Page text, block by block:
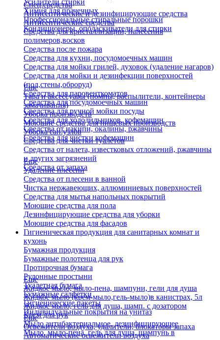
Усилители стирки
Химия для прачечных
Профессиональные стиральные порошки
Кондиционеры, ополаскиватели для стирки
Спец.средства
Антисептические и дезинфицирующие средства
Антисептические средства
Средства для кристаллизации, нанесения
полимеров,восков
Средства после пожара
Средства для кухни, посудомоечных машин
Средства для мойки грилей, духовок (удаление нагаров)
Средства для мойки и дезинфекции поверхностей
(пол,стены,оброруд)
Средства для паровенткоматов
Средства для посудомоечных машин
Средства для ручной мойки посуды
Средства для холодильников, кофемашин
Средства от накипи, окалины, ржавчины
Средства для чистки кофемашин
Еще
Тара и аксессуары (помпы, распылители, контейнеры
замачивания)
Уборка производств
Моющие средства для пищевых производств
Уборка сан.узлов
Средства для чистки туалетов
Средства от налета, известковых отложений, ржавчины
и других загрязнений
Средства от запаха
Еще
Удаление плесени
Средства от плесени в ванной
Чистка нержавеющих, аллюминиевых поверхностей
Средства для мытья напольных покрытий
Моющие средства для пола
Дезинфицирующие средства для уборки
Моющие средства для фасадов
Гигиеническая продукция для санитарных комнат и
кухонь
Бумажная продукция
Бумажные полотенца для рук
Протирочная бумага
Рулонные простыни
Туалетная бумага
Бумажные салфетки
Гигиенические пакеты
Индивидуальные покрытия на унитаз
Еще
Жидкое мыло, мыло-пена, шампуни, гели для душа
Жидкое мыло (крем-мыло,гель-мыло)в канистрах, 5л
Жидкое мыло, гель для душа, шамп. с дозатором
Крем для рук
Мыло антибактериальное, дезинфицирующее
Мыло, мыло-пена, гель для душа, шампунь в
Еще
Освежители воздуха, удалители, блокаторы запаха
Автоматические освежители воздуха